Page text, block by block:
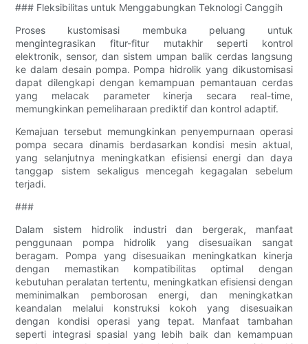
### Fleksibilitas untuk Menggabungkan Teknologi Canggih
Proses kustomisasi membuka peluang untuk
mengintegrasikan fitur-fitur mutakhir seperti kontrol
elektronik, sensor, dan sistem umpan balik cerdas langsung
ke dalam desain pompa. Pompa hidrolik yang dikustomisasi
dapat dilengkapi dengan kemampuan pemantauan cerdas
yang melacak parameter kinerja secara real-time,
memungkinkan pemeliharaan prediktif dan kontrol adaptif.
Kemajuan tersebut memungkinkan penyempurnaan operasi
pompa secara dinamis berdasarkan kondisi mesin aktual,
yang selanjutnya meningkatkan efisiensi energi dan daya
tanggap sistem sekaligus mencegah kegagalan sebelum
terjadi.
###
Dalam sistem hidrolik industri dan bergerak, manfaat
penggunaan pompa hidrolik yang disesuaikan sangat
beragam. Pompa yang disesuaikan meningkatkan kinerja
dengan memastikan kompatibilitas optimal dengan
kebutuhan peralatan tertentu, meningkatkan efisiensi dengan
meminimalkan pemborosan energi, dan meningkatkan
keandalan melalui konstruksi kokoh yang disesuaikan
dengan kondisi operasi yang tepat. Manfaat tambahan
seperti integrasi spasial yang lebih baik dan kemampuan